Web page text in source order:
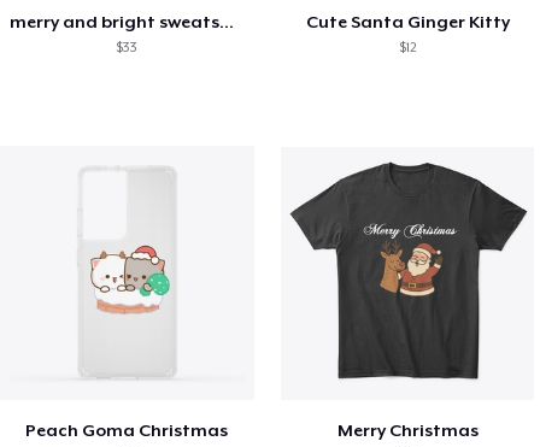
merry and bright sweatshirt christmas
$33
Cute Santa Ginger Kitty
$12
Peach Goma Christmas Merry Christmas